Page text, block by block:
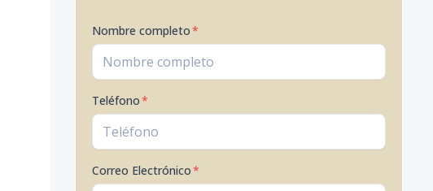
Nombre completo*
Teléfono*
Correo Electrónico*